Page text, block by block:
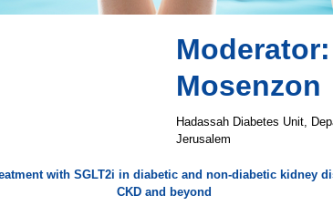
Mosenzon
Hadassah Diabetes Unit,
Jerusalem
with SGLT2i in diabetic and non-diabetic kidney
CKD and beyond